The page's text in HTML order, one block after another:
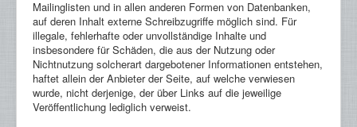
Mailinglisten und in allen anderen Formen von Datenbanken,
auf deren Inhalt externe Schreibzugriffe möglich sind. Für
illegale, fehlerhafte oder unvollständige Inhalte und
insbesondere für Schäden, die aus der Nutzung oder
Nichtnutzung solcherart dargebotener Informationen entstehen,
haftet allein der Anbieter der Seite, auf welche verwiesen
wurde, nicht derjenige, der über Links auf die jeweilige
Veröffentlichung lediglich verweist.